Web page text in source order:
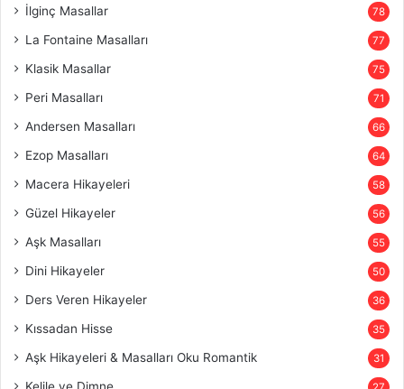
İlginç Masallar 78
La Fontaine Masalları 77
Klasik Masallar 75
Peri Masalları 71
Andersen Masalları 66
Ezop Masalları 64
Macera Hikayeleri 58
Güzel Hikayeler 56
Aşk Masalları 55
Dini Hikayeler 50
Ders Veren Hikayeler 36
Kıssadan Hisse 35
Aşk Hikayeleri & Masalları Oku Romantik 31
Kelile ve Dimne